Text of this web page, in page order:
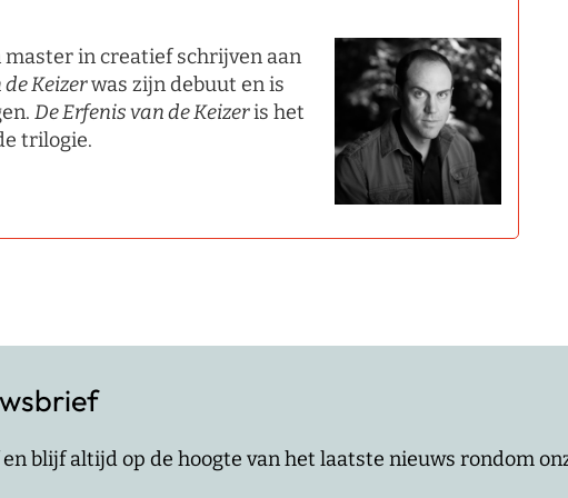
in creatief schrijven aan
Keizerwas zijn debuut en is
De Erfenis van de Keizeris het
trilogie.
blijf altijd op de hoogte van het laatste nieuws rondom